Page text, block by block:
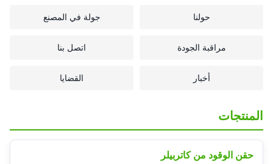
حولنا جولة في المصنع
مراقبة الجودة اتصل بنا
أخبار القضايا
المنتجات
حقن الوقود من كاتربيلر